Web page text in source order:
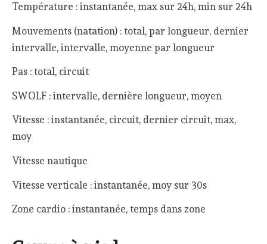
Température : instantanée, max sur 24h, min sur 24h
Mouvements (natation) : total, par longueur, dernier
intervalle, intervalle, moyenne par longueur
Pas : total, circuit
SWOLF : intervalle, dernière longueur, moyen
Vitesse : instantanée, circuit, dernier circuit, max,
moy
Vitesse nautique
Vitesse verticale : instantanée, moy sur 30s
Zone cardio : instantanée, temps dans zone